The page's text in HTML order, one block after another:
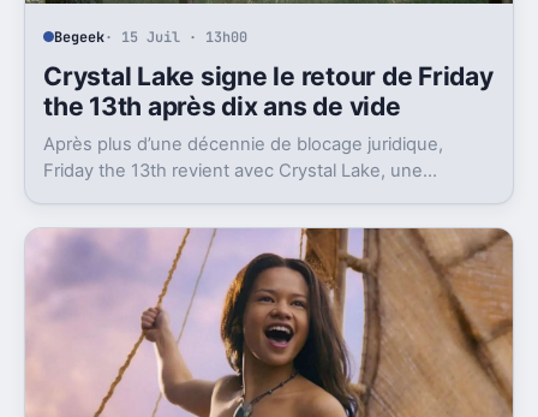
Begeek· 15 Juil · 13h00
Crystal Lake signe le retour de Friday
the 13th après dix ans de vide
Après plus d’une décennie de blocage juridique,
Friday the 13th revient avec Crystal Lake, une
décor.